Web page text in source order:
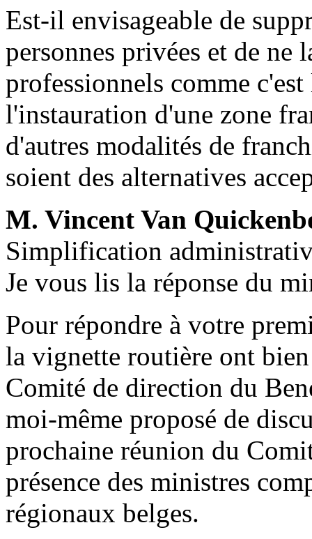
Est-il envisageable de
personnes privées et de ne
professionnels comme
l'instauration d'une zone
d'autres modalités de
soient des alternatives
M. Vincent Van
Simplification
Je vous lis la réponse du
Pour répondre à votre
la vignette routière ont
Comité de direction du
moi-même proposé de
prochaine réunion du
présence des ministres
régionaux belges.